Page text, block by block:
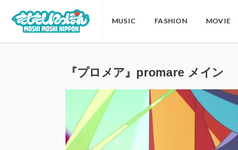
MUSIC FASHION MOVIE
『プロメア』promare メイン